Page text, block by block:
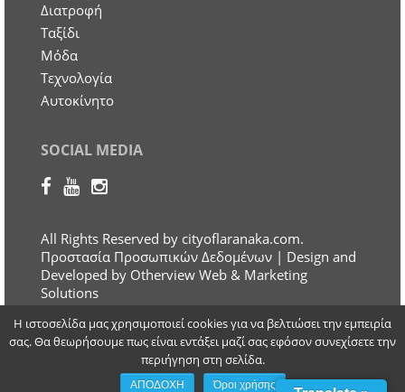
Διατροφή
Ταξίδι
Μόδα
Τεχνολογία
Αυτοκίνητο
SOCIAL MEDIA
All Rights Reserved by cityoflaranaka.com.
Προστασία Προσωπικών Δεδομένων | Design and
Developed by Otherview Web & Marketing
Solutions
Η ιστοσελίδα μας χρησιμοποιεί cookies για να βελτιώσει την εμπειρία
σας. Θα θεωρήσουμε πως είναι εντάξει μαζί σας εφόσον συνεχίσετε την
περιήγηση στη σελίδα.
ΑΠΟΔΟΧΗ Όροι χρήσης